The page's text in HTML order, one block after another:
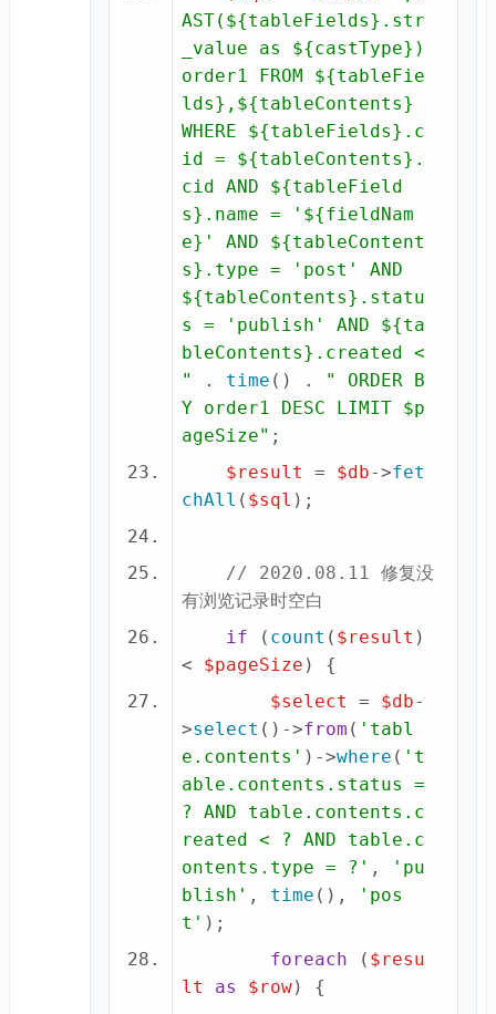
AST(${tableFields}.str
_value as ${castType})
order1 FROM ${tableFie
lds},${tableContents}
WHERE ${tableFields}.c
id = ${tableContents}.
cid AND ${tableField
s}.name = '${fieldNam
e}' AND ${tableContent
s}.type = 'post' AND
${tableContents}.statu
s = 'publish' AND ${ta
bleContents}.created <
"
. time () .
" ORDER B
Y order1 DESC LIMIT $p
ageSize"
$result
= $db->fet
chAll ( $sql
// 2020.08.11 修复没
有浏览记录时空白
if ( count ( $result )
< $pageSize
$select
= $db-
>select ()->from ( 'tabl
e.contents' )->where ( 't
able.contents.status =
? AND table.contents.c
reated < ? AND table.c
ontents.type = ?' ,
'pu
blish' , time (),
'pos
t'
foreach ( $resu
lt
as $row